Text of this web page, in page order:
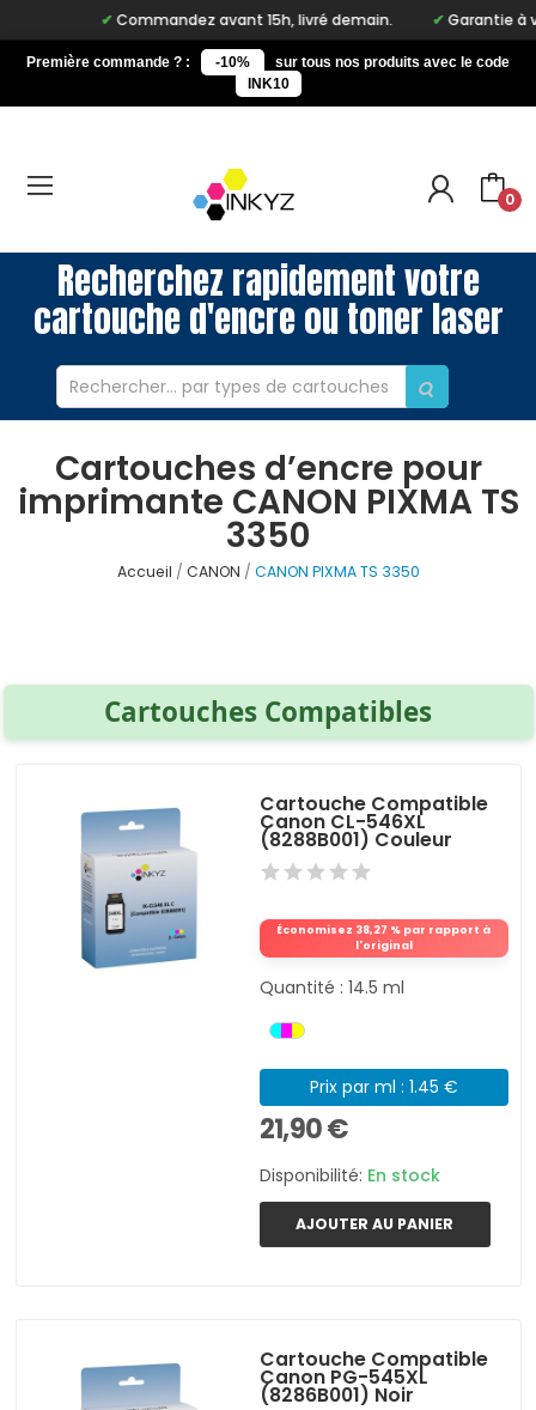
Commandez avant 15h, livré demain. Garantie à vie
Première commande ? : -10%
sur tous nos produits avec le code
INK10
0
Recherchez rapidement votre
cartouche d'encre ou toner laser
Cartouches d’encre pour
imprimante CANON PIXMA TS
3350
Accueil CANON CANON PIXMA TS 3350
Cartouches Compatibles
Cartouche Compatible
Canon CL-546XL
(8288B001) Couleur
Économisez 38,27 % par rapport à
l'original
Quantité : 14.5 ml
Prix par ml : 1.45 €
21,90 €
Disponibilité: En stock
AJOUTER AU PANIER
Cartouche Compatible
Canon PG-545XL
(8286B001) Noir